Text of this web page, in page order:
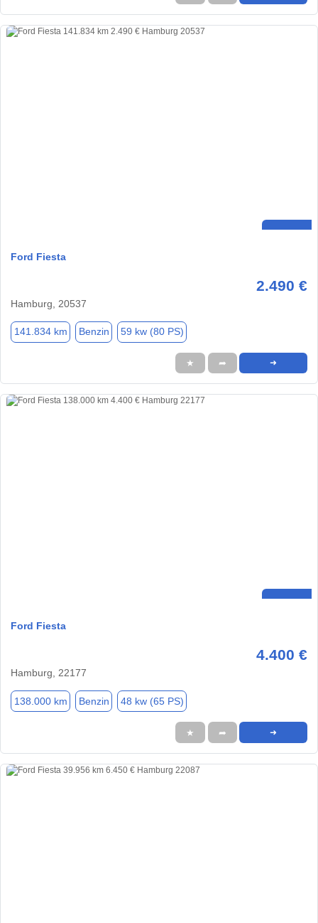
Ford Fiesta
2.490 €
Hamburg, 20537
141.834 km Benzin 59 kw (80 PS)
★ ➦ ➜
Ford Fiesta
4.400 €
Hamburg, 22177
138.000 km Benzin 48 kw (65 PS)
★ ➦ ➜